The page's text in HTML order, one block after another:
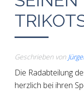
Geschrieben von
Die Radabteilung
herzlich bei ihren